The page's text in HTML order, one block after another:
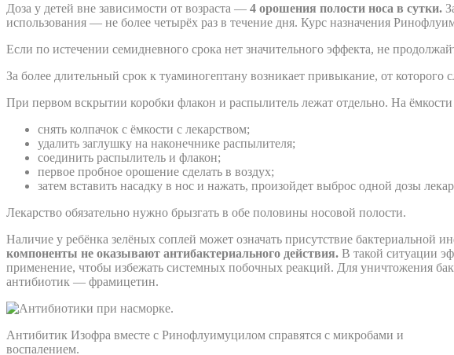
Доза у детей вне зависимости от возраста — 4 орошения полости носа в сутки.
использования — не более четырёх раз в течение дня. Курс назначения
Если по истечении семидневного срока нет значительного эффекта, не
За более длительный срок к туаминогептану возникает привыкание, от которого
При первом вскрытии коробки флакон и распылитель лежат отдельно. На
снять колпачок с ёмкости с лекарством;
удалить заглушку на наконечнике распылителя;
соединить распылитель и флакон;
первое пробное орошение сделать в воздух;
затем вставить насадку в нос и нажать, произойдет выброс одной дозы
Лекарство обязательно нужно брызгать в обе половины носовой полости.
Наличие у ребёнка зелёных соплей может означать присутствие бактериальной
компоненты не оказывают антибактериального действия. В такой ситуации
применение, чтобы избежать системных побочных реакций. Для уничтожения
антибиотик — фрамицетин.
Антибитик Изофра вместе с Ринофлуимуцилом справятся с микробами и
воспалением.